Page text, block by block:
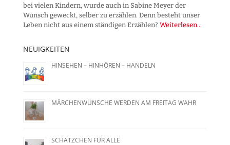
bei vielen Kindern, wurde auch in Sabine Meyer der
Wunsch geweckt, selber zu erzählen. Denn besteht unser
Leben nicht aus einem ständigen Erzählen? Weiterlesen...
NEUIGKEITEN
HINSEHEN – HINHÖREN – HANDELN
MÄRCHENWÜNSCHE WERDEN AM FREITAG WAHR
SCHÄTZCHEN FÜR ALLE